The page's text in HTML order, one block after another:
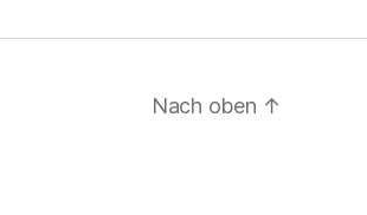
Nach oben ↑